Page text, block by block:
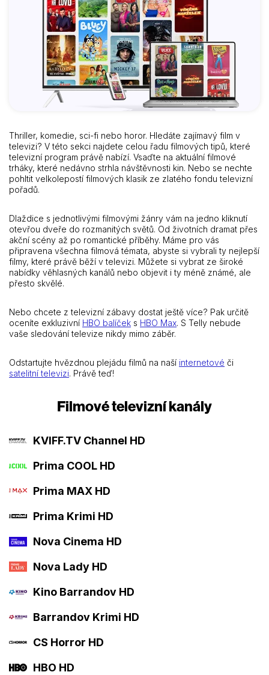
Thriller, komedie, sci-fi nebo horor. Hledáte zajímavý film v
televizi? V této sekci najdete celou řadu filmových tipů, které
televizní program právě nabízí. Vsaďte na aktuální filmové
trháky, které nedávno strhla návštěvnosti kin. Nebo se nechte
pohltit velkolepostí filmových klasik ze zlatého fondu televizní
pořadů.
Dlaždice s jednotlivými filmovými žánry vám na jedno kliknutí
otevřou dveře do rozmanitých světů. Od životních dramat přes
akční scény až po romantické příběhy. Máme pro vás
připravena všechna filmová témata, abyste si vybrali ty nejlepší
filmy, které právě běží v televizi. Můžete si vybrat ze široké
nabídky věhlasných kanálů nebo objevit i ty méně známé, ale
přesto skvělé.
Nebo chcete z televizní zábavy dostat ještě více? Pak určitě
oceníte exkluzivní HBO balíček s HBO Max. S Telly nebude
vaše sledování televize nikdy mimo záběr.
Odstartujte hvězdnou plejádu filmů na naší internetové či
satelitní televizi. Právě teď!
Filmové televizní kanály
KVIFF.TV Channel HD
Prima COOL HD
Prima MAX HD
Prima Krimi HD
Nova Cinema HD
Nova Lady HD
Kino Barrandov HD
Barrandov Krimi HD
CS Horror HD
HBO HD